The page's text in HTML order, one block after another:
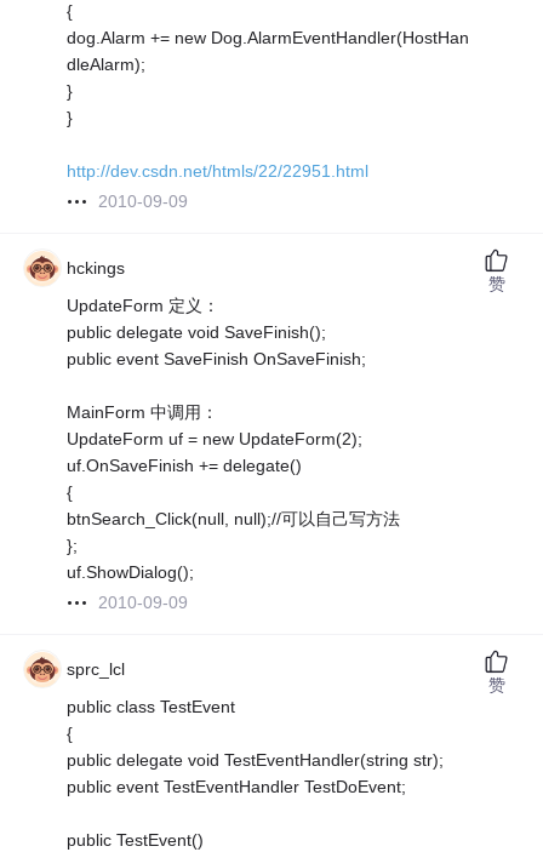
{
dog.Alarm += new Dog.AlarmEventHandler(HostHan
dleAlarm);
}
}
http://dev.csdn.net/htmls/22/22951.html
2010-09-09
hckings
UpdateForm 定义：
public delegate void SaveFinish();
public event SaveFinish OnSaveFinish;
MainForm 中调用：
UpdateForm uf = new UpdateForm(2);
uf.OnSaveFinish += delegate()
{
btnSearch_Click(null, null);//可以自己写方法
};
uf.ShowDialog();
2010-09-09
赞
sprc_lcl
public class TestEvent
{
public delegate void TestEventHandler(string str);
public event TestEventHandler TestDoEvent;
public TestEvent()
赞